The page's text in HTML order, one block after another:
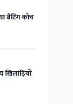
बैटिंग कोच
खिलाड़ियों